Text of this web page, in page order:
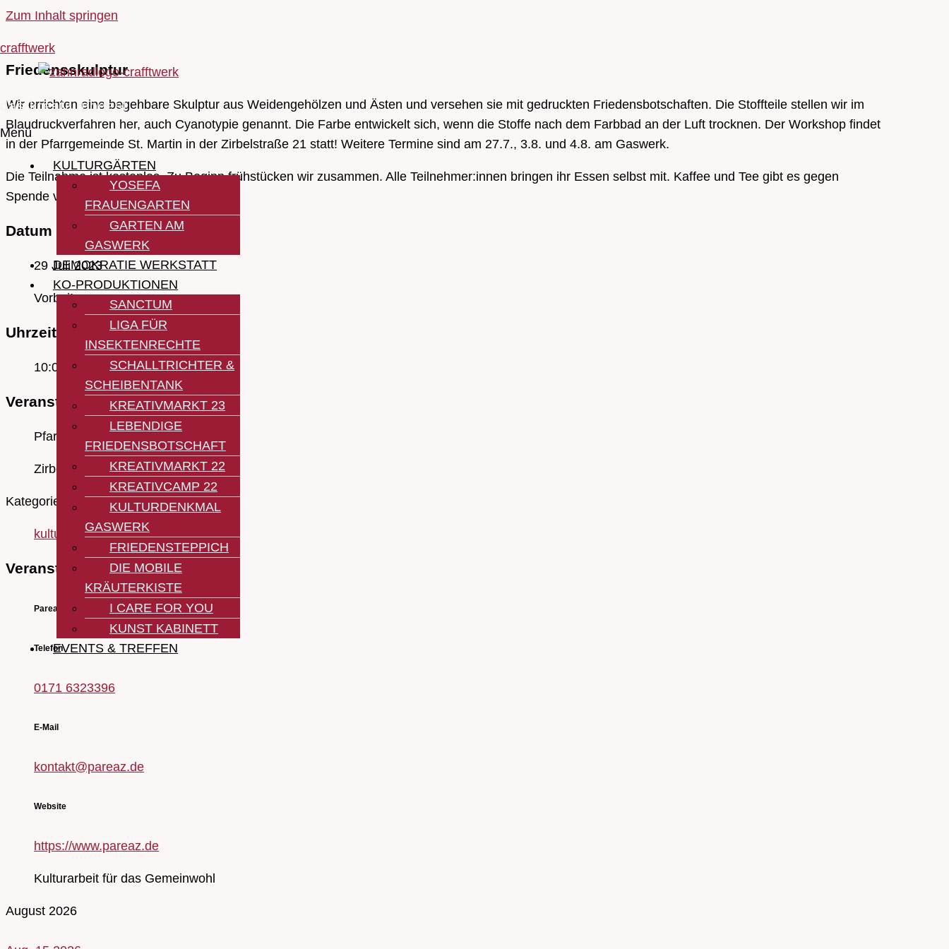
Zum Inhalt springen
crafftwerk
das kreativ podest
Menü
KULTURGÄRTEN
YOSEFA
FRAUENGARTEN
GARTEN AM
GASWERK
DEMOKRATIE WERKSTATT
KO-PRODUKTIONEN
SANCTUM
LIGA FÜR
INSEKTENRECHTE
SCHALLTRICHTER &
SCHEIBENTANK
KREATIVMARKT 23
LEBENDIGE
FRIEDENSBOTSCHAFT
KREATIVMARKT 22
KREATIVCAMP 22
KULTURDENKMAL
GASWERK
FRIEDENSTEPPICH
DIE MOBILE
KRÄUTERKISTE
I CARE FOR YOU
KUNST KABINETT
EVENTS & TREFFEN
Friedensskulptur
Wir errichten eine begehbare Skulptur aus Weidengehölzen und Ästen und versehen sie mit gedruckten Friedensbotschaften. Die Stoffteile stellen wir im
Blaudruckverfahren her, auch Cyanotypie genannt. Die Farbe entwickelt sich, wenn die Stoffe nach dem Farbbad an der Luft trocknen. Der Workshop findet
in der Pfarrgemeinde St. Martin in der Zirbelstraße 21 statt! Weitere Termine sind am 27.7., 3.8. und 4.8. am Gaswerk.
Die Teilnahme ist kostenlos. Zu Beginn frühstücken wir zusammen. Alle Teilnehmer:innen bringen ihr Essen selbst mit. Kaffee und Tee gibt es gegen
Spende vor Ort.
Datum
29 Juli 2023
Vorbei!
Uhrzeit
10:00 - 13:00
Veranstaltungsort
Pfarrgemeinde St. Martin
Zirbelstr. 21
Kategorie
kultur garten
Veranstalter
Pareaz e.V.
Telefon
0171 6323396
E-Mail
kontakt@pareaz.de
Website
https://www.pareaz.de
Kulturarbeit für das Gemeinwohl
August 2026